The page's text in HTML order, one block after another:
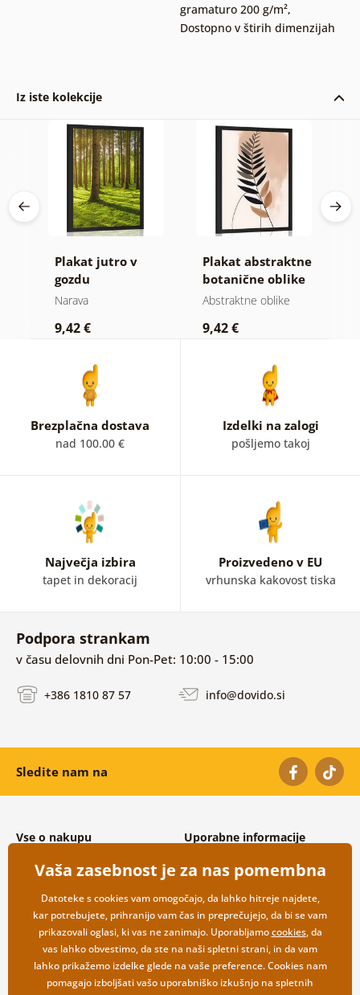
gramaturo 200 g/m²,
Dostopno v štirih dimenzijah
Iz iste kolekcije
Plakat jutro v
gozdu
Narava
9,42 €
Plakat abstraktne
botanične oblike
praprot
Abstraktne oblike
9,42 €
Brezplačna dostava
nad 100.00 €
Izdelki na zalogi
pošljemo takoj
Največja izbira
tapet in dekoracij
Proizvedeno v EU
vrhunska kakovost tiska
Podpora strankam
v času delovnih dni Pon-Pet: 10:00 - 15:00
+386 1810 87 57 info@dovido.si
Sledite nam na
Vse o nakupu
Splošni in reklamacijski pogoji
Varovanje osebnih podatkov
Možnosti dostave in plačila
Vračilo blaga
Uporabne informacije
Pogosto zastavljena vprašanja
Kontakti
Veleprodaja
Vaša zasebnost je za nas pomembna
Datoteke s cookies vam omogočajo, da lahko hitreje najdete,
kar potrebujete, prihranijo vam čas in preprečujejo, da bi se vam
prikazovali oglasi, ki vas ne zanimajo. Uporabljamocookies, da
vas lahko obvestimo, da ste na naši spletni strani, in da vam
lahko prikažemo izdelke glede na vaše preference. Cookies nam
pomagajo izboljšati vašo uporabniško izkušnjo na spletnih